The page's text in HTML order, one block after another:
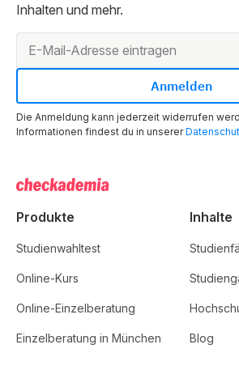
Inhalten und mehr.
Die Anmeldung kann jederzeit widerrufen
Informationen findest du in unserer
Produkte
Studienwahltest
Online-Kurs
Online-Einzelberatung
Einzelberatung in München
Inhalte
Blog